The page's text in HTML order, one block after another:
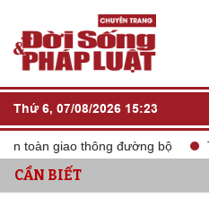
Thứ 6, 07/08/2026 15:23
giao thông đường bộ
CẦN BIẾT